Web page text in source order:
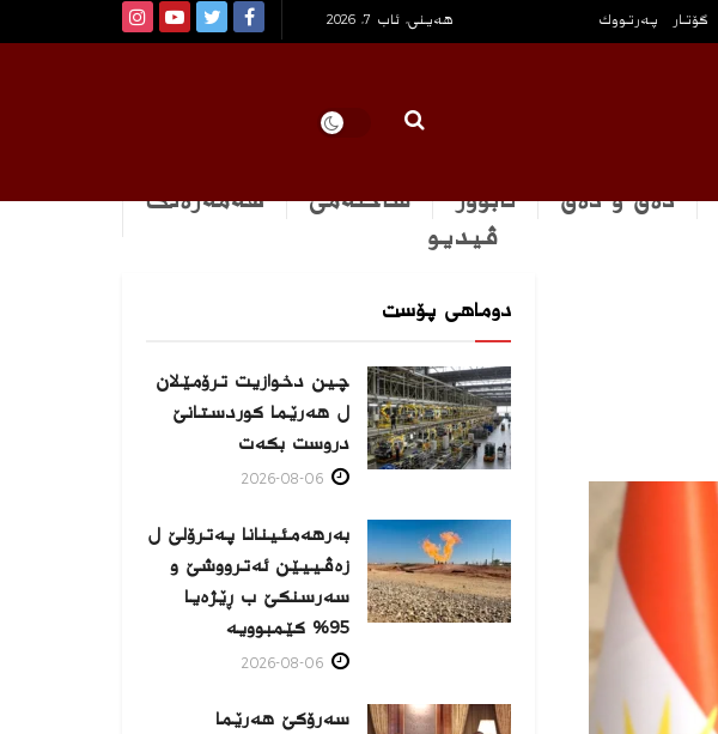
گۆتار په‌رتووك هەینی, ئاب 7, 2026
دەق و دەق ئابوور ساخله‌می
هه‌مه‌ره‌نگ
ڤیدیو
دوماهی پۆست
چین دخوازیت ترۆمێلان
ل هەرێما كوردستانێ
دروست بكەت
بەرهەمئینانا په‌ترۆلێ ل
زه‌ڤییێن ئەترووشێ و
سەرسنكێ ب ڕێژەیا
95% كێمبوویە
سەرۆکێ هەرێما